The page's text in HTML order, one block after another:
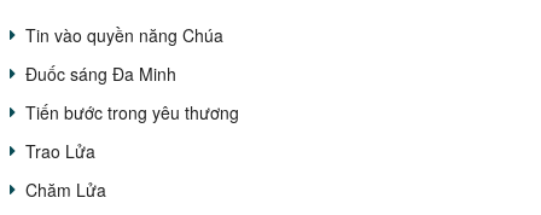
Tin vào quyền năng Chúa
Đuốc sáng Đa Minh
Tiến bước trong yêu thương
Trao Lửa
Chăm Lửa